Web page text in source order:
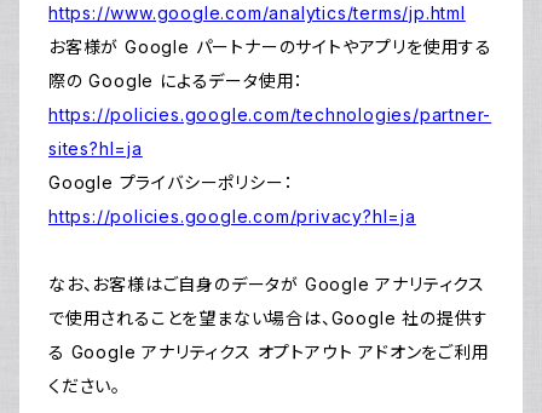
https://www.google.com/analytics/terms/jp.html
お客様が Google パートナーのサイトやアプリを使用する
際の Google によるデータ使用：
https://policies.google.com/technologies/partner-
sites?hl=ja
Google プライバシーポリシー：
https://policies.google.com/privacy?hl=ja
なお、お客様はご自身のデータが Google アナリティクス
で使用されることを望まない場合は、Google 社の提供す
る Google アナリティクス オプトアウト アドオンをご利用
ください。